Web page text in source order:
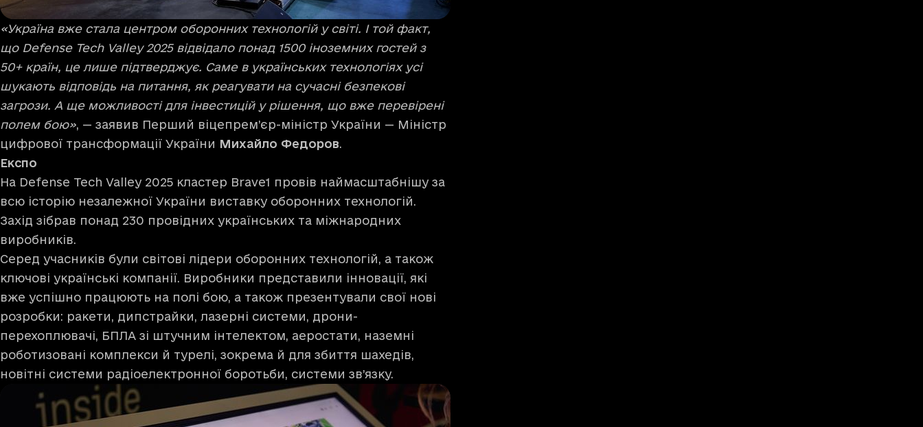
«Україна вже стала центром оборонних технологій у світі. І той факт,
що Defense Tech Valley 2025 відвідало понад 1500 іноземних гостей з
50+ країн, це лише підтверджує. Саме в українських технологіях усі
шукають відповідь на питання, як реагувати на сучасні безпекові
загрози. А ще можливості для інвестицій у рішення, що вже перевірені
полем бою», — заявив Перший віцепрем’єр-міністр України — Міністр
цифрової трансформації України Михайло Федоров.
Експо
На Defense Tech Valley 2025 кластер Brave1 провів наймасштабнішу за
всю історію незалежної України виставку оборонних технологій.
Захід зібрав понад 230 провідних українських та міжнародних
виробників.
Серед учасників були світові лідери оборонних технологій, а також
ключові українські компанії. Виробники представили інновації, які
вже успішно працюють на полі бою, а також презентували свої нові
розробки: ракети, дипстрайки, лазерні системи, дрони-
перехоплювачі, БПЛА зі штучним інтелектом, аеростати, наземні
роботизовані комплекси й турелі, зокрема й для збиття шахедів,
новітні системи радіоелектронної боротьби, системи зв’язку.